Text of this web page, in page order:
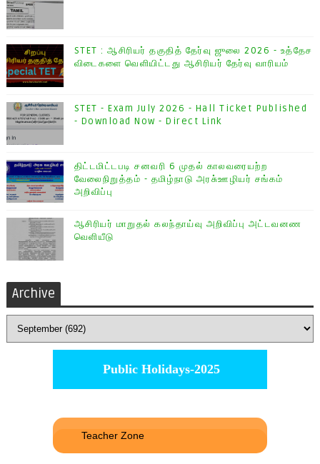
STET : ஆசிரியர் தகுதித் தேர்வு ஜுலை 2026 - உத்தேச
விடைகளை வெளியிட்டது ஆசிரியர் தேர்வு வாரியம்
STET - Exam July 2026 - Hall Ticket Published
- Download Now - Direct Link
திட்டமிட்டபடி சனவரி 6 முதல் காலவரையற்ற
வேலைநிறுத்தம் - தமிழ்நாடு அரசு்ஊழியர் சங்கம்
அறிவிப்பு
ஆசிரியர் மாறுதல் கலந்தாய்வு அறிவிப்பு அட்டவனண
வெளியீடு
Archive
Public Holidays-2025
Teacher Zone